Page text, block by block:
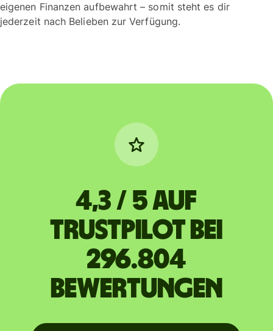
eigenen Finanzen aufbewahrt – somit steht es dir
jederzeit nach Belieben zur Verfügung.
4,3 / 5 auf
Trustpilot bei
296.804
Bewertungen